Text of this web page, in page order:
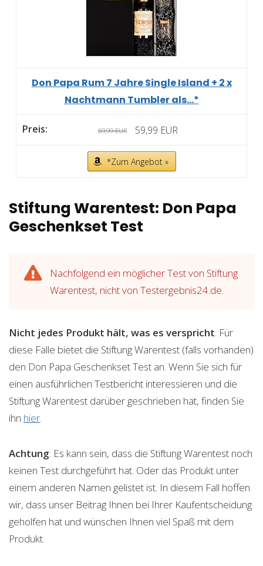
Don Papa Rum 7 Jahre Single Island + 2 x
Nachtmann Tumbler als...*
69,99 EUR 59,99 EUR
*Zum Angebot »
Stiftung Warentest: Don Papa
Geschenkset Test
Nachfolgend ein möglicher Test von Stiftung
Warentest, nicht von Testergebnis24.de.
Nicht jedes Produkt hält, was es verspricht . Für
diese Fälle bietet die Stiftung Warentest (falls vorhanden)
den Don Papa Geschenkset Test an. Wenn Sie sich für
einen ausführlichen Testbericht interessieren und die
Stiftung Warentest darüber geschrieben hat, finden Sie
ihn hier
Achtung: Es kann sein, dass die Stiftung Warentest noch
keinen Test durchgeführt hat. Oder das Produkt unter
einem anderen Namen gelistet ist. In diesem Fall hoffen
wir, dass unser Beitrag Ihnen bei Ihrer Kaufentscheidung
geholfen hat und wünschen Ihnen viel Spaß mit dem
Produkt.